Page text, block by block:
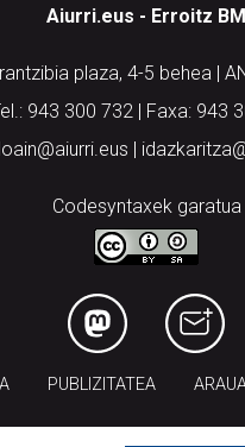
Aiurri.eus - Erroitz BM
plaza, 4-5 behea |
943 300 732 | Faxa: 943
|
Codesyntaxek garatua
PUBLIZITATEA